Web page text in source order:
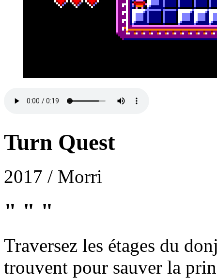
Turn Quest
2017 / Morri
" " "
Traversez les étages du
trouvent pour sauver la